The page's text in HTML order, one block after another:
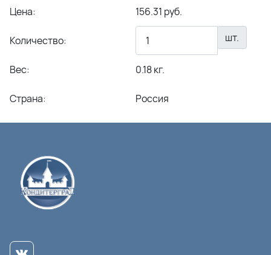
Цена: 156.31 руб.
Количество: шт.
Вес: 0.18 кг.
Страна: Россия